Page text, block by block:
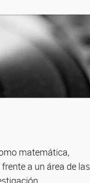
matemática,
a un área de las